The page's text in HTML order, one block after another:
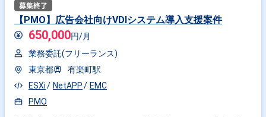
【PMO】広告会社向けVDIシステム導入支援案件
650,000円/月
業務委託(フリーランス)
東京都
有楽町駅
ESXi
NetAPP
EMC
PMO